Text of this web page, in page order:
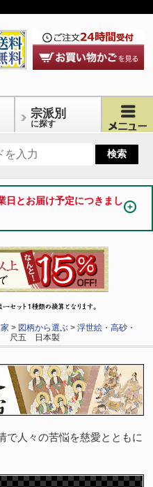
宗派別
に探す
日とお届け予定につきまし
> 図柄から選ぶ >浮世絵・高砂・
尺五 日本製
で人々の苦悩を慈愛とともに